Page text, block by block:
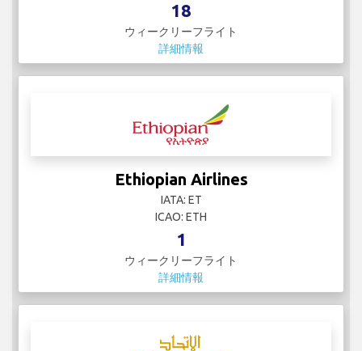
18
ウィークリーフライト
詳細情報
Ethiopian Airlines
IATA: ET
ICAO: ETH
1
ウィークリーフライト
詳細情報